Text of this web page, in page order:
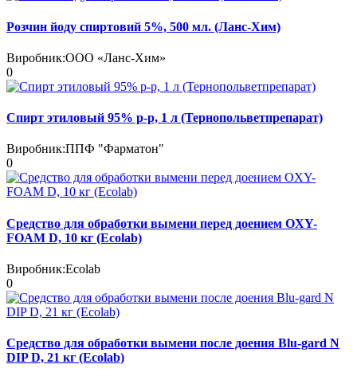
Розчин йоду спиpтовий 5%, 500 мл. (Ланс-Хим)
Виробник:ООО «Ланс-Хим»
0
Спирт этиловый 95% р-р, 1 л (Тернопольветпрепарат)
Виробник:ППФ "Фарматон"
0
Средство для обработки вымени перед доением OXY-
FOAM D, 10 кг (Ecolab)
Виробник:Ecolab
0
Средство для обработки вымени после доения Blu-gard N
DIP D, 21 кг (Ecolab)